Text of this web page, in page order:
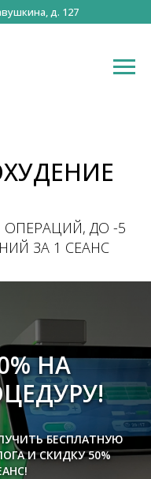
д. 127
ОПЕРАЦИЙ, ДО -5
ЗА 1 СЕАНС
НА
БЕСПЛАТНУЮ
И СКИДКУ 50%